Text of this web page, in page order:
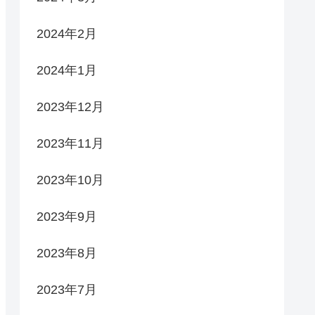
2024年2月
2024年1月
2023年12月
2023年11月
2023年10月
2023年9月
2023年8月
2023年7月